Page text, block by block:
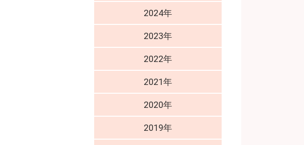
2024年
2023年
2022年
2021年
2020年
2019年